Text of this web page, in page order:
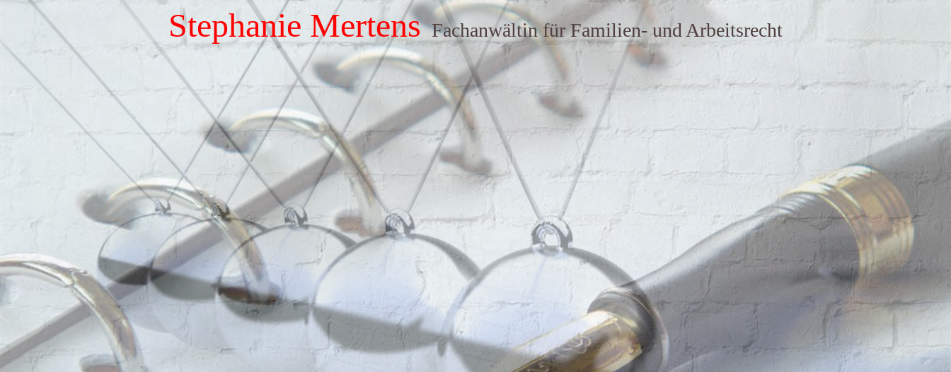
Stephanie Mertens Fachanwältin für Familien- und Arbeitsrecht